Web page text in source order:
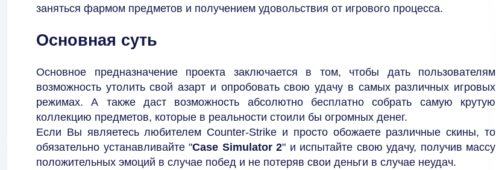
заняться фармом предметов и получением удовольствия от игрового процесса.
Основная суть
Основное предназначение проекта заключается в том, чтобы дать пользователям
возможность утолить свой азарт и опробовать свою удачу в самых различных игровых
режимах. А также даст возможность абсолютно бесплатно собрать самую крутую
коллекцию предметов, которые в реальности стоили бы огромных денег.
Если Вы являетесь любителем Counter-Strike и просто обожаете различные скины, то
обязательно устанавливайте "Case Simulator 2" и испытайте свою удачу, получив массу
положительных эмоций в случае побед и не потеряв свои деньги в случае неудач.